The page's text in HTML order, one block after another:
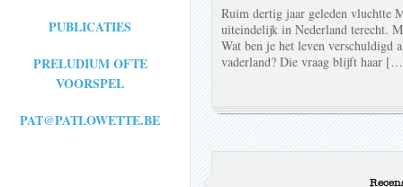
PUBLICATIES
PRELUDIUM OFTE
VOORSPEL
PAT@PATLOWETTE.BE
Ruim dertig jaar geleden vluchtte
uiteindelijk in Nederland terecht.
Wat ben je het leven verschuldigd
vaderland? Die vraag blijft haar